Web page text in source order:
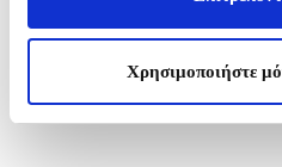
Χρησιμοποιήστε
WHAT WE DO